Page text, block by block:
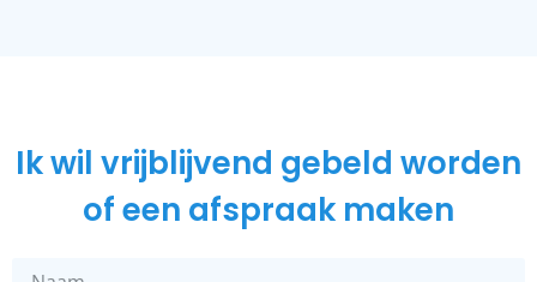
Ik wil vrijblijvend gebeld worden
of een afspraak maken